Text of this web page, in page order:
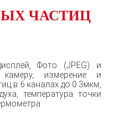
ЧАСТИЦ
Фото (JPEG) и
измерение и
в 6 каналах до 0.3мкм,
температура точки